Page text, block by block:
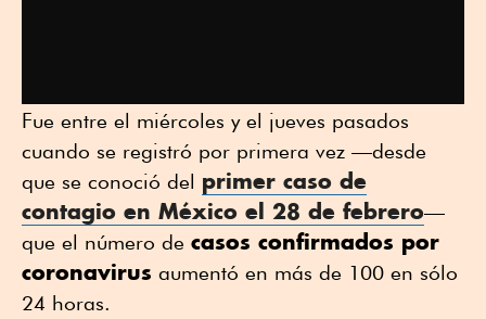
Fue entre el miércoles y el jueves pasados
cuando se registró por primera vez —desde
que se conoció del primer caso de
contagio en México el 28 de febrero—
que el número de casos confirmados por
coronavirus aumentó en más de 100 en sólo
24 horas.